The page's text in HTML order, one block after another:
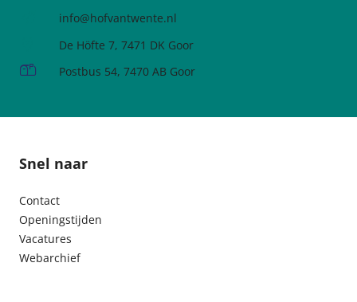
e-mailadres:info@hofvantwente.nl
De Höfte 7, 7471 DK Goor
Postadres:Postbus 54, 7470 AB Goor
Snel naar
Contact
Openingstijden
Vacatures
Webarchief